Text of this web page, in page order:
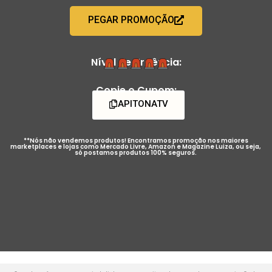
PEGAR PROMOÇÃO
Nível de Urgência:
Copie o Cupom:
APITONATV
**Nós não vendemos produtos! Encontramos promoção nos maiores
marketplaces e lojas como Mercado Livre, Amazon e Magazine Luiza, ou seja,
só postamos produtos 100% seguros.